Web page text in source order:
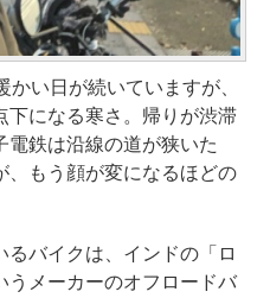
い日が続いていますが、
下になる寒さ。帰りが渋滞
電鉄は沿線の道が狭いた
、もう顔が変になるほどの
バイクは、インドの「ロ
うメーカーのオフロードバ